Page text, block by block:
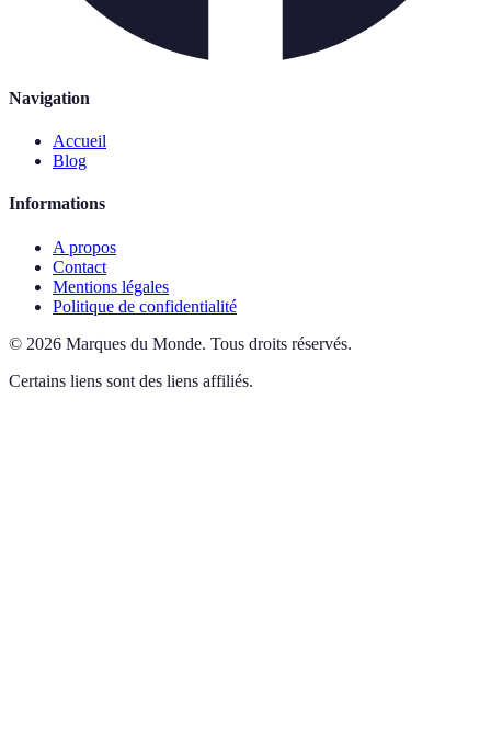
Navigation
Accueil
Blog
Informations
A propos
Contact
Mentions légales
Politique de confidentialité
© 2026 Marques du Monde. Tous droits réservés.
Certains liens sont des liens affiliés.